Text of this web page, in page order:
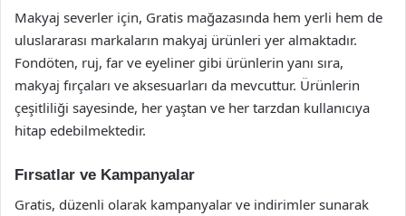
Makyaj severler için, Gratis mağazasında hem yerli hem de
uluslararası markaların makyaj ürünleri yer almaktadır.
Fondöten, ruj, far ve eyeliner gibi ürünlerin yanı sıra,
makyaj fırçaları ve aksesuarları da mevcuttur. Ürünlerin
çeşitliliği sayesinde, her yaştan ve her tarzdan kullanıcıya
hitap edebilmektedir.
Fırsatlar ve Kampanyalar
Gratis, düzenli olarak kampanyalar ve indirimler sunarak